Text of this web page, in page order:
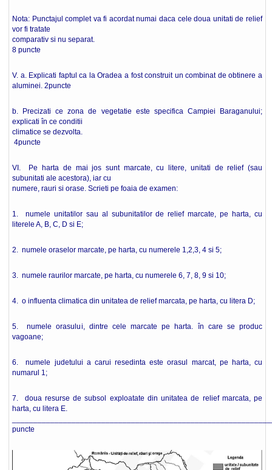
Nota: Punctajul complet va fi acordat numai daca cele doua unitati de relief
vor fi tratate
comparativ si nu separat.
8 puncte
V. a. Explicati faptul ca la Oradea a fost construit un combinat de obtinere a
aluminei. 2puncte
b. Precizati ce zona de vegetatie este specifica Campiei Baraganului;
explicati în ce conditii
climatice se dezvolta.
4puncte
VI. Pe harta de mai jos sunt marcate, cu litere, unitati de relief (sau
subunitati ale acestora), iar cu
numere, rauri si orase. Scrieti pe foaia de examen:
1. numele unitatilor sau al subunitatilor de relief marcate, pe harta, cu
literele A, B, C, D si E;
2. numele oraselor marcate, pe harta, cu numerele 1,2,3, 4 si 5;
3. numele raurilor marcate, pe harta, cu numerele 6, 7, 8, 9 si 10;
4. o influenta climatica din unitatea de relief marcata, pe harta, cu litera D;
5. numele orasului, dintre cele marcate pe harta. în care se produc
vagoane;
6. numele judetului a carui resedinta este orasul marcat, pe harta, cu
numarul 1;
7. doua resurse de subsol exploatate din unitatea de relief marcata, pe
harta, cu litera E.
puncte